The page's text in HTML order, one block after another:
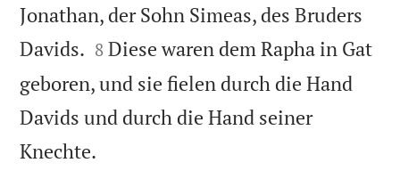
Jonathan, der Sohn Simeas, des Bruders
Davids. 

8 Diese waren dem Rapha in Gat
geboren, und sie fielen durch die Hand
Davids und durch die Hand seiner
Knechte.